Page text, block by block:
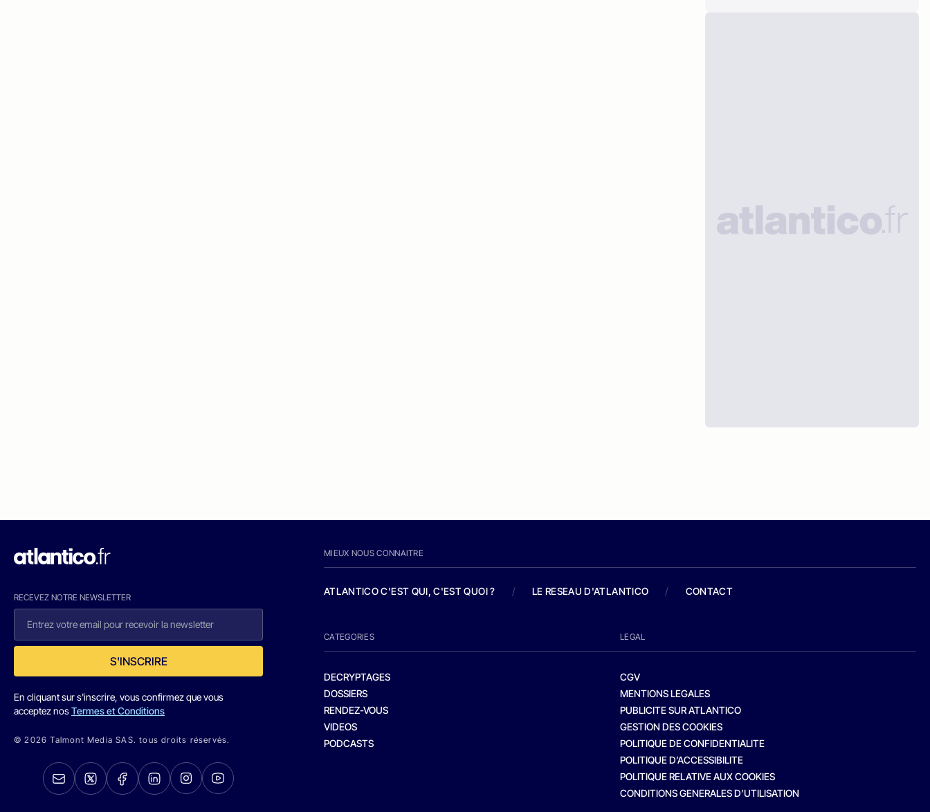
RECEVEZ NOTRE NEWSLETTER
S'INSCRIRE
En cliquant sur s'inscrire, vous confirmez que vous
acceptez nosTermes et Conditions
© 2026 Talmont Media SAS. tous droits réservés.
MIEUX NOUS CONNAITRE
ATLANTICO C'EST QUI, C'EST QUOI ? / LE RESEAU D'ATLANTICO / CONTACT
CATEGORIES
DECRYPTAGES
DOSSIERS
RENDEZ-VOUS
VIDEOS
PODCASTS
LEGAL
CGV
MENTIONS LEGALES
PUBLICITE SUR ATLANTICO
GESTION DES COOKIES
POLITIQUE DE CONFIDENTIALITE
POLITIQUE D’ACCESSIBILITE
POLITIQUE RELATIVE AUX COOKIES
CONDITIONS GENERALES D’UTILISATION